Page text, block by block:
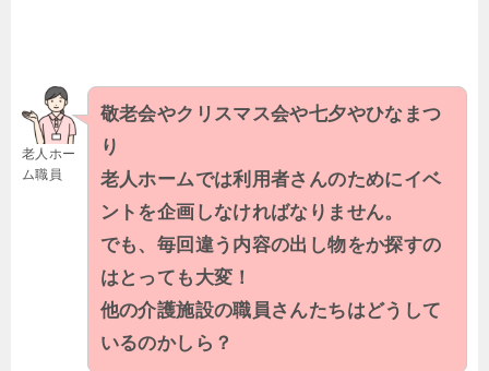
老人ホー
ム職員
敬老会やクリスマス会や七夕やひなまつ
り
老人ホームでは利用者さんのためにイベ
ントを企画しなければなりません。
でも、毎回違う内容の出し物をか探すの
はとっても大変！
他の介護施設の職員さんたちはどうして
いるのかしら？